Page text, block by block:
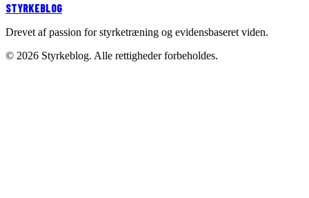
STYRKEBLOG
Drevet af passion for styrketræning og evidensbaseret viden.
© 2026 Styrkeblog. Alle rettigheder forbeholdes.